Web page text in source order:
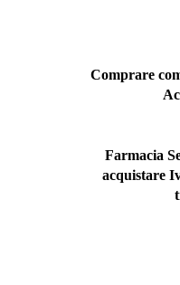
Comprare
Farmacia
acquistare